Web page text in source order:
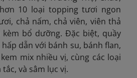
10 loại topping tươi ngon
chả nấm, chả viên, viên thả
kèm bổ dưỡng. Đặc biệt, quầy
dẫn với bánh su, bánh flan,
mix nhiều vị, cùng các loại
và sâm lục vị.